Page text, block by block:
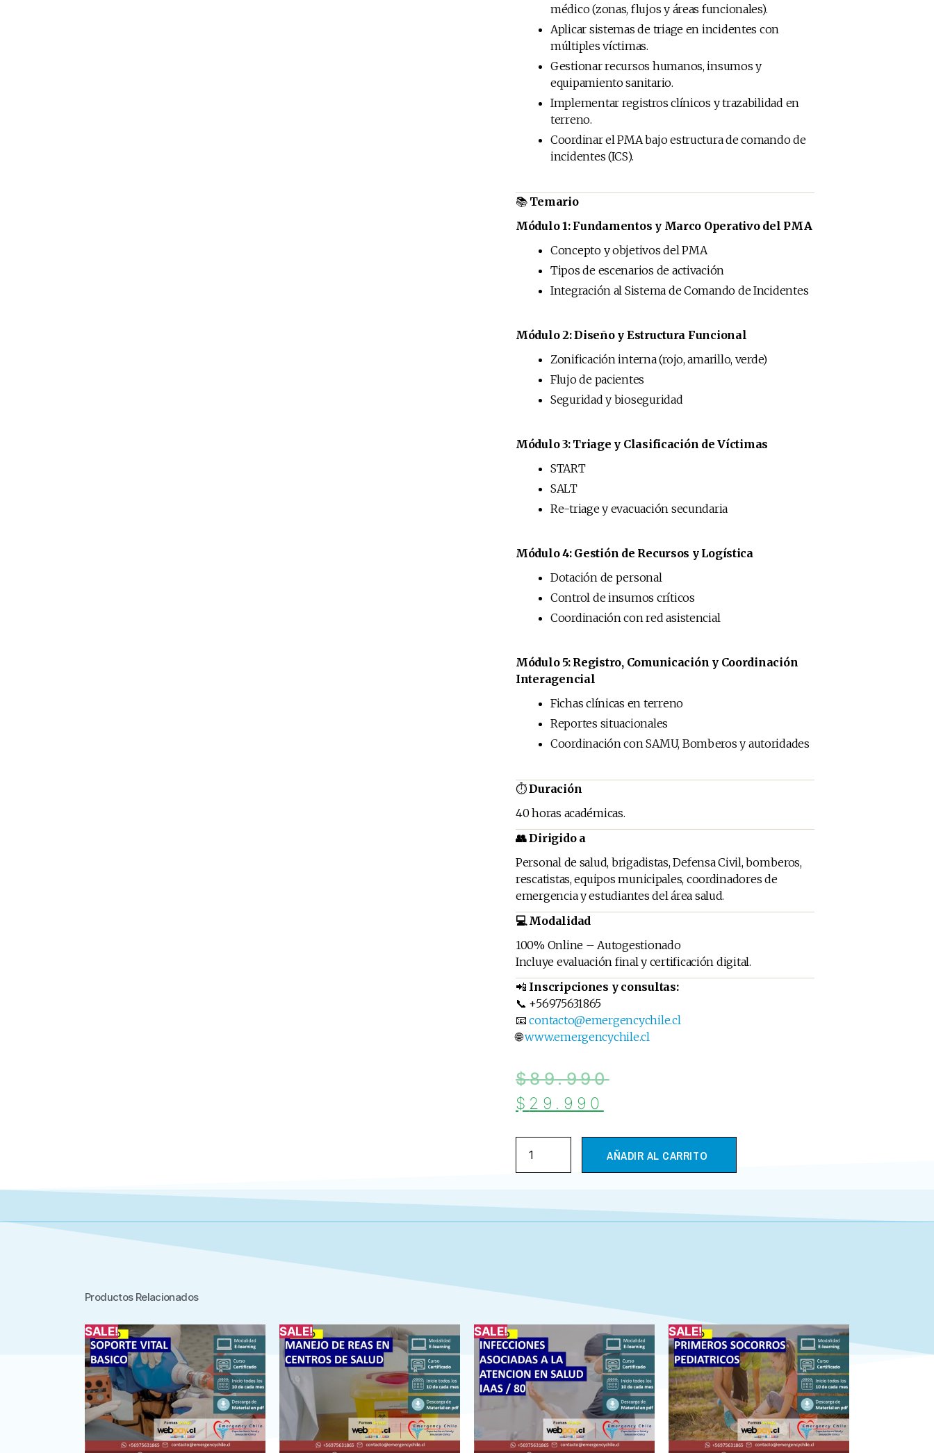
médico (zonas, flujos y áreas funcionales).
Aplicar sistemas de triage en incidentes con
múltiples víctimas.
Gestionar recursos humanos, insumos y
equipamiento sanitario.
Implementar registros clínicos y trazabilidad en
terreno.
Coordinar el PMA bajo estructura de comando de
incidentes (ICS).
📚 Temario
Módulo 1: Fundamentos y Marco Operativo del PMA
Concepto y objetivos del PMA
Tipos de escenarios de activación
Integración al Sistema de Comando de Incidentes
Módulo 2: Diseño y Estructura Funcional
Zonificación interna (rojo, amarillo, verde)
Flujo de pacientes
Seguridad y bioseguridad
Módulo 3: Triage y Clasificación de Víctimas
START
SALT
Re-triage y evacuación secundaria
Módulo 4: Gestión de Recursos y Logística
Dotación de personal
Control de insumos críticos
Coordinación con red asistencial
Módulo 5: Registro, Comunicación y Coordinación
Interagencial
Fichas clínicas en terreno
Reportes situacionales
Coordinación con SAMU, Bomberos y autoridades
⏱Duración
40 horas académicas.
👥 Dirigido a
Personal de salud, brigadistas, Defensa Civil, bomberos,
rescatistas, equipos municipales, coordinadores de
emergencia y estudiantes del área salud.
💻 Modalidad
100% Online – Autogestionado
Incluye evaluación final y certificación digital.
📲 Inscripciones y consultas:
📞 +56975631865
📧contacto@emergencychile.cl
🌐www.emergencychile.cl
$89.990
$ 29.990
AÑADIR AL CARRITO
Productos Relacionados
SALE! SALE! SALE! SALE!